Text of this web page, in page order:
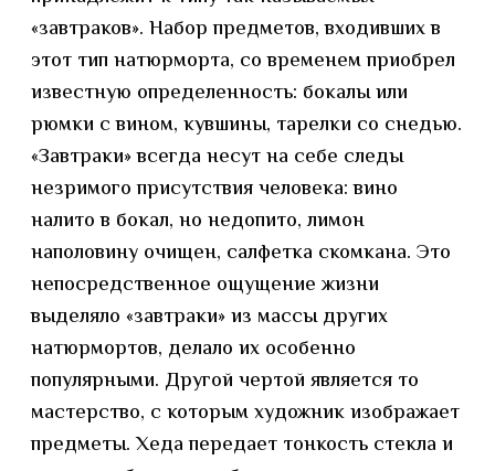
«завтраков». Набор предметов, входивших в
этот тип натюрморта, со временем приобрел
известную определенность: бокалы или
рюмки с вином, кувшины, тарелки со снедью.
«Завтраки» всегда несут на себе следы
незримого присутствия человека: вино
налито в бокал, но недопито, лимон
наполовину очищен, салфетка скомкана. Это
непосредственное ощущение жизни
выделяло «завтраки» из массы других
натюрмортов, делало их особенно
популярными. Другой чертой является то
мастерство, с которым художник изображает
предметы. Хеда передает тонкость стекла и